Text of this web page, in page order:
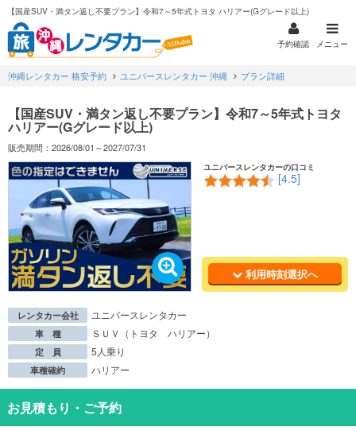
【国産SUV・満タン返し不要プラン】令和7～5年式トヨタ ハリアー(Gグレード以上)
予約確認 メニュー
沖縄レンタカー 格安予約 ユニバースレンタカー 沖縄 プラン詳細
【国産SUV・満タン返し不要プラン】令和7～5年式トヨタ
ハリアー(Gグレード以上)
販売期間：2026/08/01～2027/07/31
ユニバースレンタカーの口コミ
[4.5]
利用時刻選択へ
レンタカー会社 ユニバースレンタカー
車 種 ＳＵＶ（トヨタ ハリアー）
定 員 5人乗り
車種確約 ハリアー
お見積もり・ご予約